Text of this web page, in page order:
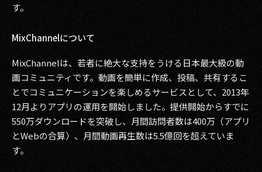
す。
MixChannelについて
MixChannelは、若者に絶大な支持をうける日本最大級の動
画コミュニティです。動画を簡単に作成、投稿、共有するこ
とでコミュニケーションを楽しめるサービスとして、2013年
12月よりアプリの運用を開始しました。提供開始からすでに
550万ダウンロードを突破し、月間訪問者数は400万（アプリ
とWebの合算）、月間動画再生数は5.5億回を超えていま
す。